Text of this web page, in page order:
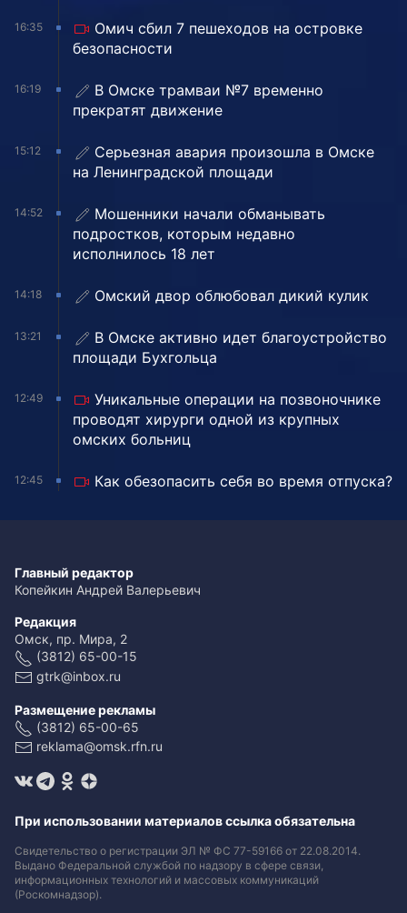
16:35
Омич сбил 7 пешеходов на островке
безопасности
16:19
В Омске трамваи №7 временно
прекратят движение
15:12
Серьезная авария произошла в Омске
на Ленинградской площади
14:52
Мошенники начали обманывать
подростков, которым недавно
исполнилось 18 лет
14:18 Омский двор облюбовал дикий кулик
13:21
В Омске активно идет благоустройство
площади Бухгольца
12:49
Уникальные операции на позвоночнике
проводят хирурги одной из крупных
омских больниц
12:45 Как обезопасить себя во время отпуска?
Главный редактор
Копейкин Андрей Валерьевич
Редакция
Омск, пр. Мира, 2
(3812) 65-00-15
gtrk@inbox.ru
Размещение рекламы
(3812) 65-00-65
reklama@omsk.rfn.ru
При использовании материалов ссылка обязательна
Свидетельство о регистрации ЭЛ № ФС 77-59166 от 22.08.2014.
Выдано Федеральной службой по надзору в сфере связи,
информационных технологий и массовых коммуникаций
(Роскомнадзор).